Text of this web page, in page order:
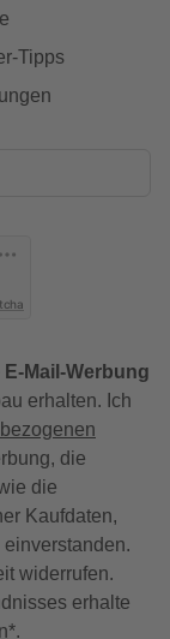
Tipps
Mail-Werbung
erhalten. Ich
die
die
Kaufdaten,
widerrufen.
erhalte
*.